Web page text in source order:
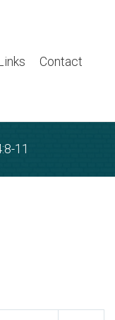
Contact
11